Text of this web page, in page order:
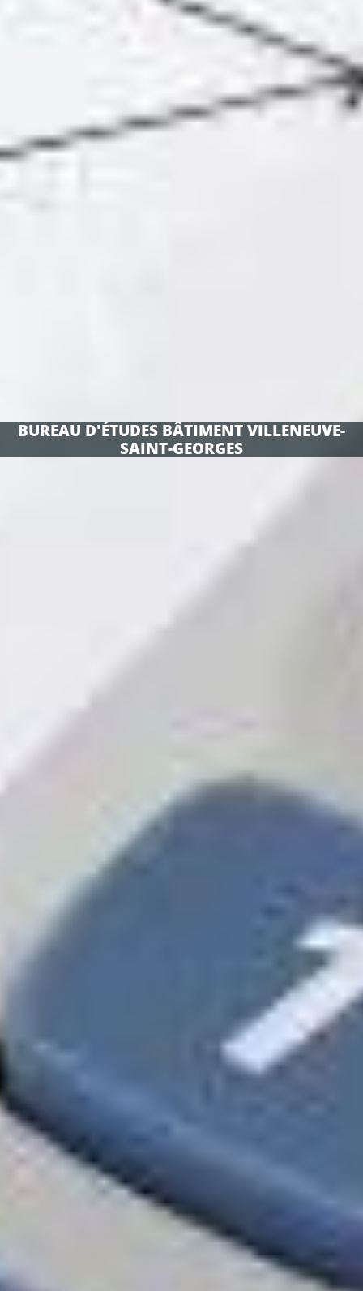
BUREAU D'ÉTUDES BÂTIMENT VILLENEUVE-
SAINT-GEORGES